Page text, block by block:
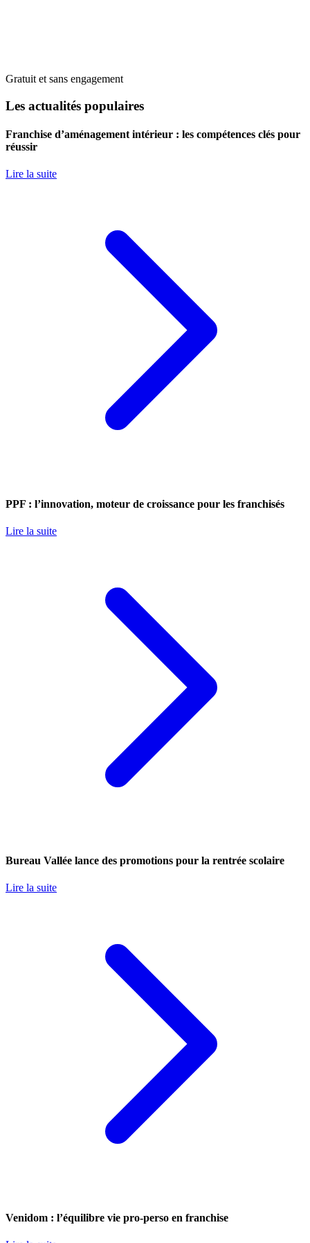
Gratuit et sans engagement
Les actualités populaires
Franchise d’aménagement intérieur : les compétences clés pour
réussir
Lire la suite
PPF : l’innovation, moteur de croissance pour les franchisés
Lire la suite
Bureau Vallée lance des promotions pour la rentrée scolaire
Lire la suite
Venidom : l’équilibre vie pro-perso en franchise